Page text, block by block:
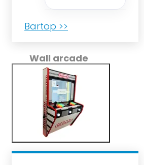
Bartop >>
Wall arcade